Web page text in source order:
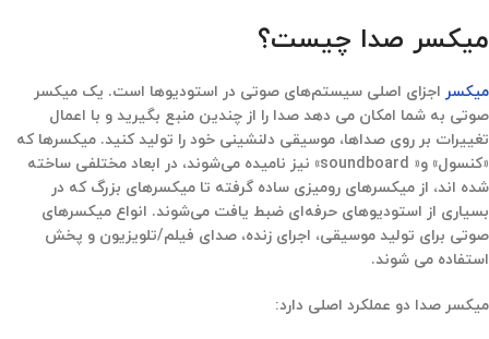
میکسر صدا چیست؟
میکسر اجزای اصلی سیستم‌های صوتی در استودیوها است. یک میکسر
صوتی به شما امکان می دهد صدا را از چندین منبع بگیرید و با اعمال
تغییرات بر روی صداها، موسیقی دلنشینی خود را تولید کنید. میکسرها که
«کنسول» و« soundboard» نیز نامیده می‌شوند، در ابعاد مختلفی ساخته
شده اند، از میکسرهای رومیزی ساده گرفته تا میکسرهای بزرگ که در
بسیاری از استودیوهای حرفه‌ای ضبط یافت می‌شوند. انواع میکسرهای
صوتی برای تولید موسیقی، اجرای زنده، صدای فیلم/تلویزیون و پخش
استفاده می شوند.
میکسر صدا دو عملکرد اصلی دارد: